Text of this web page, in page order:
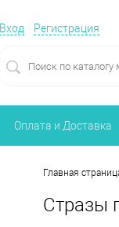
Вход Регистрация
Оплата и Доставка
Главная
Стразы